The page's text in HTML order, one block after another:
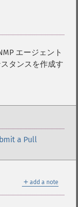
エージェント
タンスを作成す
a Pull
＋ add a note